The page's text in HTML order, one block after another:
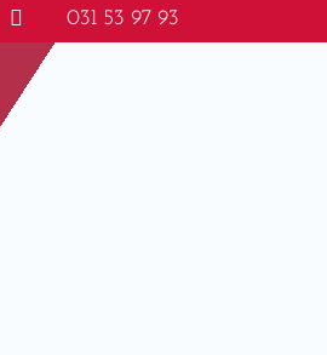
 031 53 97 93